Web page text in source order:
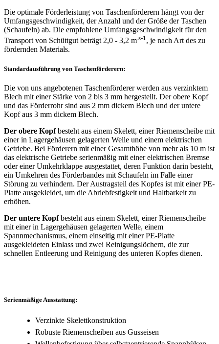
Die optimale Förderleistung von Taschenförderern hängt von der
Umfangsgeschwindigkeit, der Anzahl und der Größe der Taschen
(Schaufeln) ab. Die empfohlene Umfangsgeschwindigkeit für den
Transport von Schüttgut beträgt 2,0 - 3,2 m.s-1, je nach Art des zu
fördernden Materials.
Standardausführung von Taschenförderern:
Die von uns angebotenen Taschenförderer werden aus verzinktem
Blech mit einer Stärke von 2 bis 3 mm hergestellt. Der obere Kopf
und das Förderrohr sind aus 2 mm dickem Blech und der untere
Kopf aus 3 mm dickem Blech.
Der obere Kopfbesteht aus einem Skelett, einer Riemenscheibe mit
einer in Lagergehäusen gelagerten Welle und einem elektrischen
Getriebe. Bei Förderern mit einer Gesamthöhe von mehr als 10 m ist
das elektrische Getriebe serienmäßig mit einer elektrischen Bremse
oder einer Umkehrklappe ausgestattet, deren Funktion darin besteht,
ein Umkehren des Förderbandes mit Schaufeln im Falle einer
Störung zu verhindern. Der Austragsteil des Kopfes ist mit einer PE-
Platte ausgekleidet, um die Abriebfestigkeit und Haltbarkeit zu
erhöhen.
Der untere Kopfbesteht aus einem Skelett, einer Riemenscheibe
mit einer in Lagergehäusen gelagerten Welle, einem
Spannmechanismus, einem einseitig mit einer PE-Platte
ausgekleideten Einlass und zwei Reinigungslöchern, die zur
schnellen Entleerung und Reinigung des unteren Kopfes dienen.
Serienmäßige Ausstattung:
Verzinkte Skelettkonstruktion
Robuste Riemenscheiben aus Gusseisen